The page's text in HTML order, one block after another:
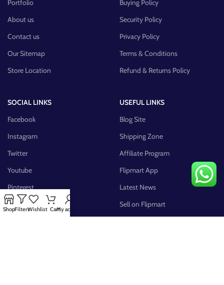
Portfolio
About us
Contact us
Our Sitemap
Store Location
Buying Policy
Security Policy
Privacy Policy
Terms & Conditions
Refund & Returns Policy
SOCIAL LINKS
Facebook
Instagram
Twitter
Youtube
Pinterest
FB Group
USEFUL LINKS
Blog Site
Shipping Zone
Affiliate Program
Flipmart App
Latest News
Sell on Flipmart
ShopFiltersWishlist CartMy account